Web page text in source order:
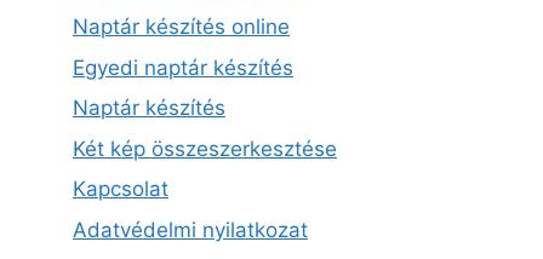
Naptár készítés online
Egyedi naptár készítés
Naptár készítés
Két kép összeszerkesztése
Kapcsolat
Adatvédelmi nyilatkozat